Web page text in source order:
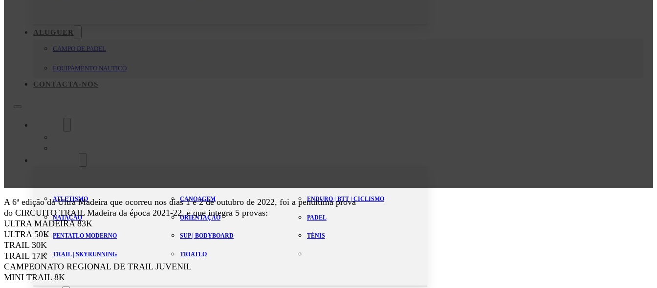
ALUGUER
CAMPO DE PADEL
EQUIPAMENTO NAUTICO
CONTACTA-NOS
ATLETISMO CANOAGEM ENDURO | BTT | CICLISMO
NATAÇÃO ORIENTAÇÃO PADEL
PENTATLO MODERNO SUP | BODYBOARD TÉNIS
TRAIL | SKYRUNNING TRIATLO
A 6ª edição da Ultra Madeira que ocorreu nos dias 1 e 2 de outubro de 2022, foi a penúltima prova
do CIRCUITO TRAIL Madeira da época 2021-22, e que integra 5 provas:
ULTRA MADEIRA 83K
ULTRA 50K
TRAIL 30K
TRAIL 17K
CAMPEONATO REGIONAL DE TRAIL JUVENIL
MINI TRAIL 8K